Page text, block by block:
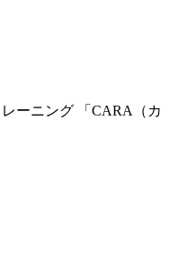
ーニング 「CARA（カ